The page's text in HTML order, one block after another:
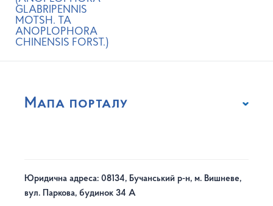
GLABRIPENNIS
MOTSH. ТА
ANOPLOPHORA
CHINENSIS FORST.)
Мапа порталу
Юридична адреса: 08134, Бучанський р-н, м. Вишневе,
вул. Паркова, будинок 34 А